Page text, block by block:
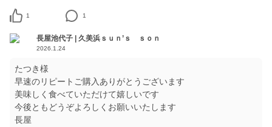
1 1
長屋池代子 | 久美浜ｓｕｎ’ｓ ｓｏｎ
2026.1.24
たつき様
早速のリピートご購入ありがとうございます
美味しく食べていただけて嬉しいです
今後ともどうぞよろしくお願いいたします
長屋